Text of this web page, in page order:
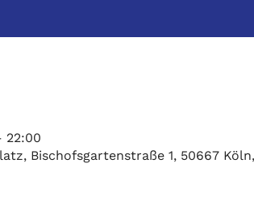
22:00
Bischofsgartenstraße 1, 50667